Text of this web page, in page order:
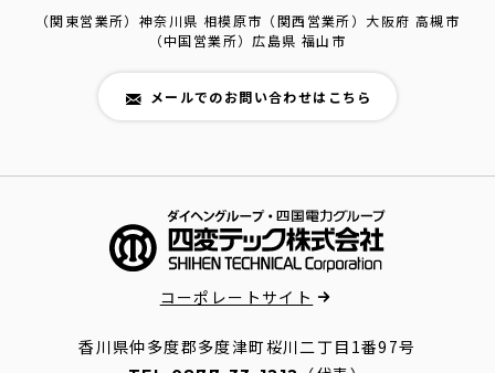
（関東営業所）神奈川県 相模原市 （関西営業所）大阪府 高槻市
（中国営業所）広島県 福山市
メールでのお問い合わせはこちら
コーポレートサイト
香川県仲多度郡多度津町桜川二丁目1番97号